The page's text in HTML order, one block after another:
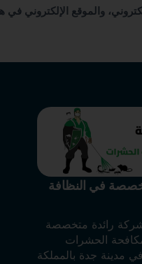
والموقع الإلكتروني
في النظافة
رائدة متخصصة
الحشرات
مدينة جدة بالمملكة